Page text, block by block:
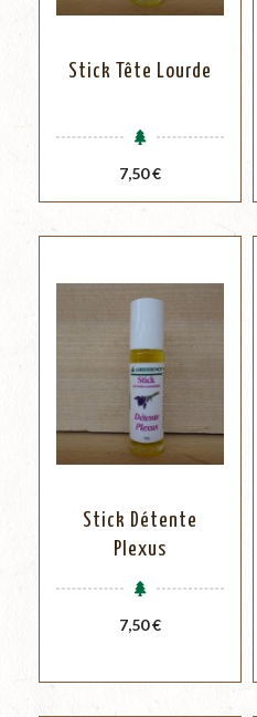
Stick Tête Lourde
Prix
7,50 €
Stick Détente
Plexus
Prix
7,50 €